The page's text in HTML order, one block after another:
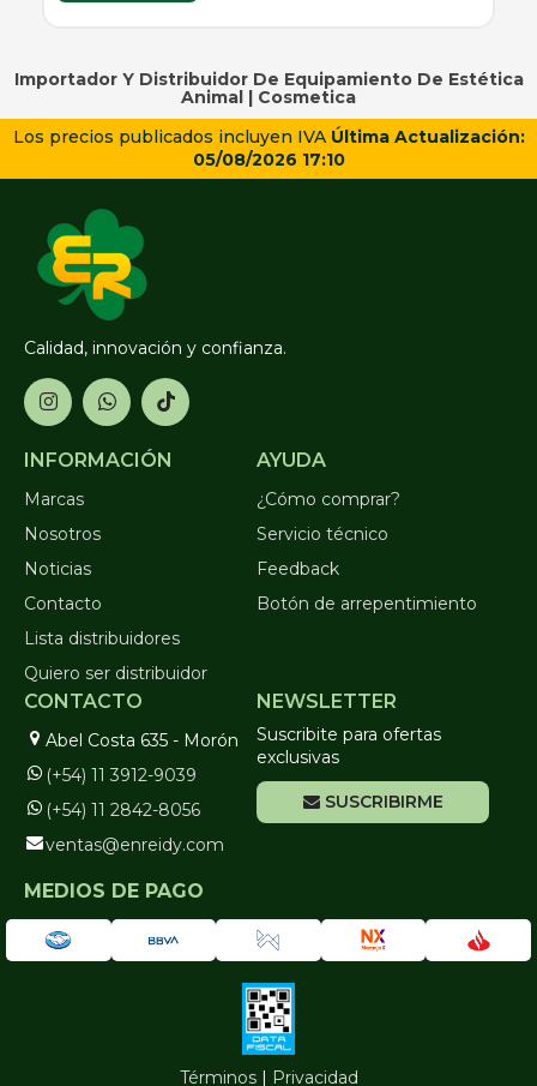
Importador Y Distribuidor De Equipamiento De Estética
Animal | Cosmetica
Los precios publicados incluyen IVA Última Actualización:
05/08/2026 17:10
Calidad, innovación y confianza.
INFORMACIÓN
Marcas
Nosotros
Noticias
Contacto
Lista distribuidores
Quiero ser distribuidor
AYUDA
¿Cómo comprar?
Servicio técnico
Feedback
Botón de arrepentimiento
CONTACTO
Abel Costa 635 - Morón
(+54) 11 3912-9039
(+54) 11 2842-8056
ventas@enreidy.com
NEWSLETTER
Suscribite para ofertas
exclusivas
SUSCRIBIRME
MEDIOS DE PAGO
Términos| Privacidad